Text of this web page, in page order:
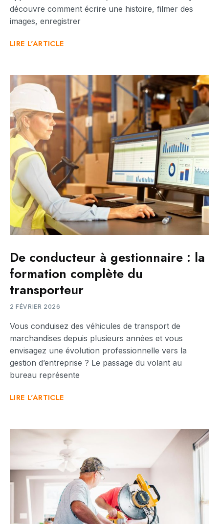
découvre comment écrire une histoire, filmer des
images, enregistrer
LIRE L'ARTICLE
De conducteur à gestionnaire : la
formation complète du
transporteur
2 FÉVRIER 2026
Vous conduisez des véhicules de transport de
marchandises depuis plusieurs années et vous
envisagez une évolution professionnelle vers la
gestion d’entreprise ? Le passage du volant au
bureau représente
LIRE L'ARTICLE